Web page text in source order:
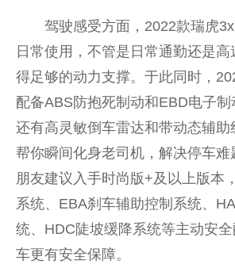
驾驶感受方面，2022款瑞虎
日常使用，不管是日常通勤还是
得足够的动力支撑。于此同时，
配备ABS防抱死制动和EBD电子制
还有高灵敏倒车雷达和带动态辅助
帮你瞬间化身老司机，解决停车难
朋友建议入手时尚版+及以上版本
系统、EBA刹车辅助控制系统、
统、HDC陡坡缓降系统等主动安
车更有安全保障。